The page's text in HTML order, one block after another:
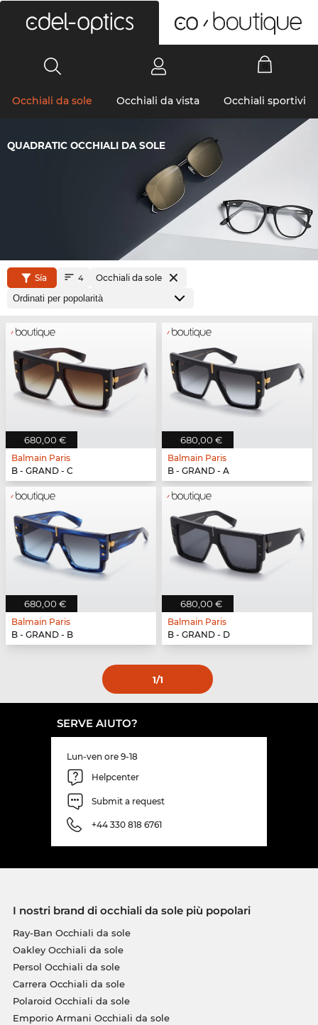
Occhiali da sole Occhiali da vista Occhiali sportivi
QUADRATIC OCCHIALI DA SOLE
Sía 4 Occhiali da sole
680,00 €
Balmain Paris
B - GRAND - C
680,00 €
Balmain Paris
B - GRAND - A
680,00 €
Balmain Paris
B - GRAND - B
680,00 €
Balmain Paris
B - GRAND - D
1/1
SERVE AIUTO?
Lun-ven ore 9-18
Helpcenter
Submit a request
+44 330 818 6761
I nostri brand di occhiali da sole più popolari
Ray-Ban Occhiali da sole
Oakley Occhiali da sole
Persol Occhiali da sole
Carrera Occhiali da sole
Polaroid Occhiali da sole
Emporio Armani Occhiali da sole